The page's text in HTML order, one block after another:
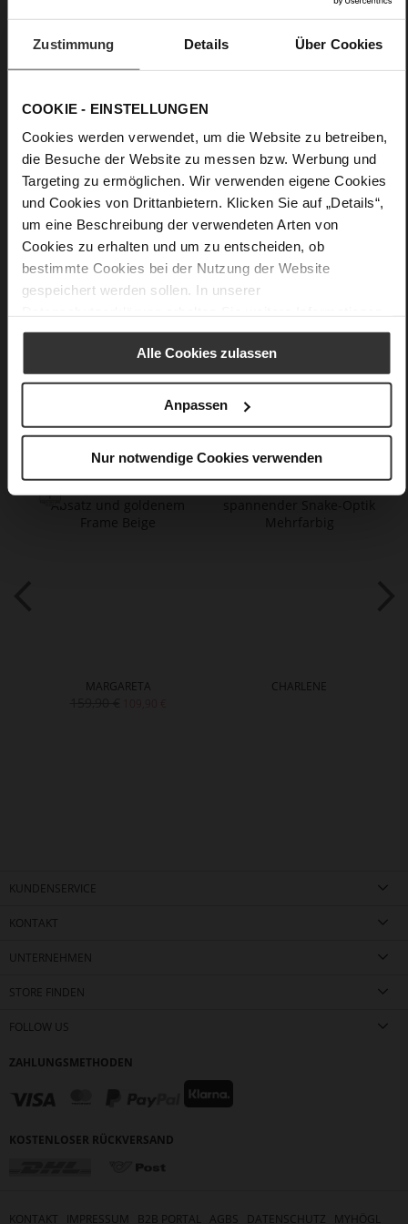
Zustimmung Details Über Cookies
COOKIE - EINSTELLUNGEN
Cookies werden verwendet, um die Website zu betreiben,
die Besuche der Website zu messen bzw. Werbung und
Targeting zu ermöglichen. Wir verwenden eigene Cookies
und Cookies von Drittanbietern. Klicken Sie auf „Details“,
um eine Beschreibung der verwendeten Arten von
Cookies zu erhalten und um zu entscheiden, ob
bestimmte Cookies bei der Nutzung der Website
gespeichert werden sollen. In unserer
Alle Cookies zulassen
Anpassen
Nur notwendige Cookies verwenden
wie das Modell "Clarisse". Der Gürtel in Cognac wird aus
Sie zu Hosen, Röcken und Kleidern kombinieren. Eine
perfekte Kombination ergibt der hochwertige Gürtel mit den
Högl Pumps "Margareta" und der Tasche "Natalie".
Details
Informationen
Obermaterial (LEATHER WORKING GROUP
Gold zertifiziert)
100 x 3,5 x 6 cm
Das könnte Ihnen auch gefallen
MARGARETA CHARLENE
KUNDENSERVICE
KONTAKT
UNTERNEHMEN
STORE FINDEN
FOLLOW US
ZAHLUNGSMETHODEN
KOSTENLOSER RÜCKVERSAND
KONTAKT IMPRESSUM B2B PORTAL AGBS DATENSCHUTZ MYHÖGL